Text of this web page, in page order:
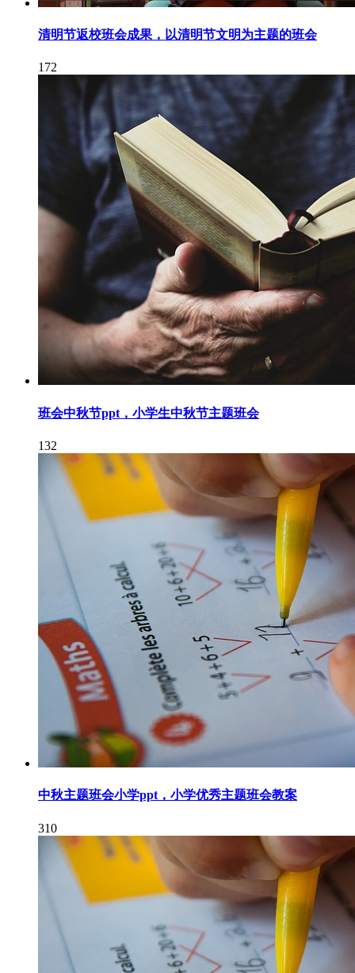
清明节返校班会成果，以清明节文明为主题的班会
172
班会中秋节ppt，小学生中秋节主题班会
132
中秋主题班会小学ppt，小学优秀主题班会教案
310